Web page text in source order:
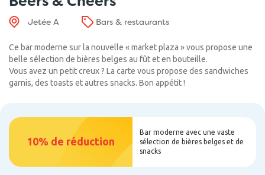
Jetée A Bars & restaurants
Ce bar moderne sur la nouvelle « market plaza » vous propose une
belle sélection de bières belges au fût et en bouteille.
Vous avez un petit creux ? La carte vous propose des sandwiches
garnis, des toasts et autres snacks. Bon appétit !
10% de réduction
Bar moderne avec une vaste
sélection de bières belges et de
snacks